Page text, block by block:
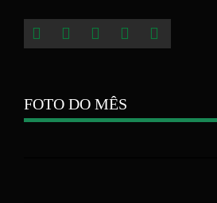
FOTO DO MÊS